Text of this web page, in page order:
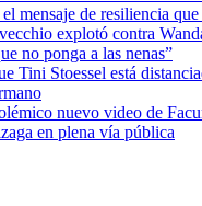
mensaje de resiliencia
explotó contra
no ponga a las nenas”
Tini Stoessel está
nuevo video de
en plena vía pública